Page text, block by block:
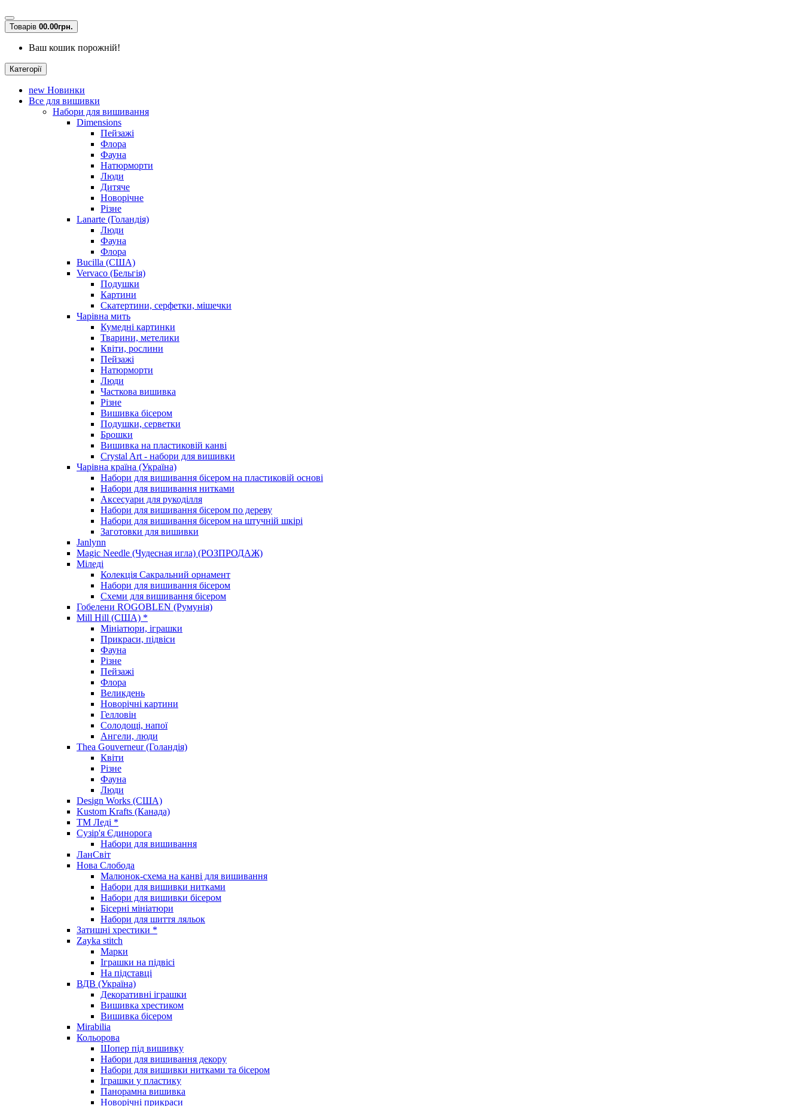
Товарів 00.00грн.
Ваш кошик порожній!
Категорії
new Новинки
Все для вишивки
Набори для вишивання
Dimensions
Пейзажі
Флора
Фауна
Натюрморти
Люди
Дитяче
Новорічне
Різне
Lanarte (Голандія)
Люди
Фауна
Флора
Bucilla (США)
Vervaco (Бельгія)
Подушки
Картини
Скатертини, серфетки, мішечки
Чарiвна мить
Кумедні картинки
Тварини, метелики
Квіти, рослини
Пейзажі
Натюрморти
Люди
Часткова вишивка
Різне
Вишивка бісером
Подушки, серветки
Брошки
Вишивка на пластиковій канві
Crystal Art - набори для вишивки
Чарівна країна (Україна)
Набори для вишивання бісером на пластиковій основі
Набори для вишивання нитками
Аксесуари для рукоділля
Набори для вишивання бісером по дереву
Набори для вишивання бісером на штучній шкірі
Заготовки для вишивки
Janlynn
Magic Needle (Чудесная игла) (РОЗПРОДАЖ)
Міледі
Колекція Сакральний орнамент
Набори для вишивання бісером
Схеми для вишивання бісером
Гобелени ROGOBLEN (Румунія)
Mill Hill (США) *
Мініатюри, іграшки
Прикраси, підвіси
Фауна
Різне
Пейзажі
Флора
Великдень
Новорічні картини
Гелловін
Солодощі, напої
Ангели, люди
Thea Gouverneur (Голандія)
Квіти
Різне
Фауна
Люди
Design Works (США)
Kustom Krafts (Канада)
ТМ Леді *
Сузір'я Єдинорога
Набори для вишивання
ЛанСвіт
Нова Слобода
Малюнок-схема на канві для вишивання
Набори для вишивки нитками
Набори для вишивки бісером
Бісерні мініатюри
Набори для шиття ляльок
Затишні хрестики *
Zayka stitch
Марки
Іграшки на підвісі
На підставці
ВДВ (Україна)
Декоративні іграшки
Вишивка хрестиком
Вишивка бісером
Mirabilia
Кольорова
Шопер під вишивку
Набори для вишивання декору
Набори для вишивки нитками та бісером
Іграшки у пластику
Панорамна вишивка
Новорічні прикраси